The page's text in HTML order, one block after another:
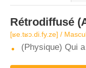
Rétrodiffusé
[ʁe.tʁɔ.di.fy.ze] /
(Physique) Qui